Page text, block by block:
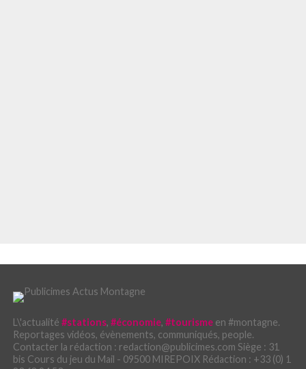
L\'actualité #stations, #économie, #tourismeen #montagne.
Reportages vidéos, évènements, communiqués, people.
Contacter la rédaction : redaction@publicimes.com Siège : 31
bis Cours du jeu du Mail - 09500 MIREPOIX Rédaction : +33 (0) 1